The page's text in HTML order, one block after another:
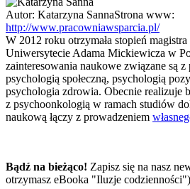
Autor: Katarzyna SannaStrona www:
http://www.pracowniawsparcia.pl/
W 2012 roku otrzymała stopień
Uniwersytecie Adama Mickiewicza w
zainteresowania naukowe związane są
psychologią społeczną, psychologią
psychologia zdrowia. Obecnie realizuje
z psychoonkologią w ramach studiów
naukową łączy z prowadzeniem
Bądź na bieżąco! Zapisz się na nasz
otrzymasz eBooka "Iluzje codzienności")